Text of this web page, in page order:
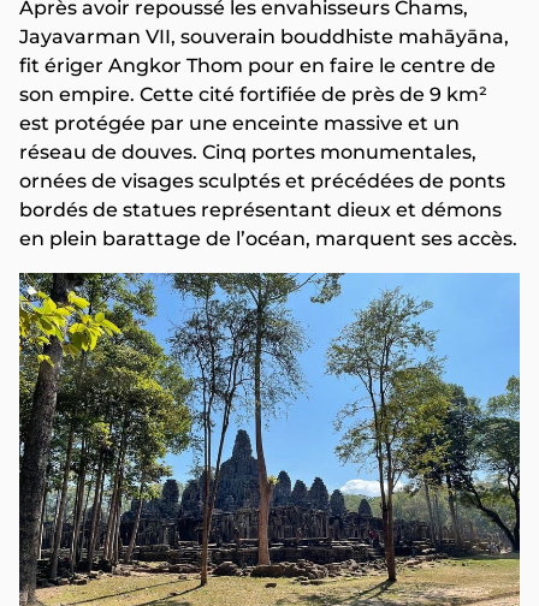
Après avoir repoussé les envahisseurs Chams,
Jayavarman VII, souverain bouddhiste mahāyāna,
fit ériger Angkor Thom pour en faire le centre de
son empire. Cette cité fortifiée de près de 9 km²
est protégée par une enceinte massive et un
réseau de douves. Cinq portes monumentales,
ornées de visages sculptés et précédées de ponts
bordés de statues représentant dieux et démons
en plein barattage de l’océan, marquent ses accès.